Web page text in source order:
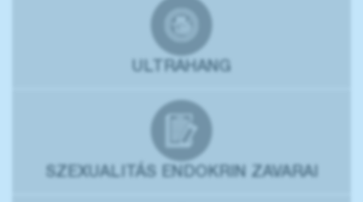
ULTRAHANG
SZEXUALITÁS ENDOKRIN ZAVARAI